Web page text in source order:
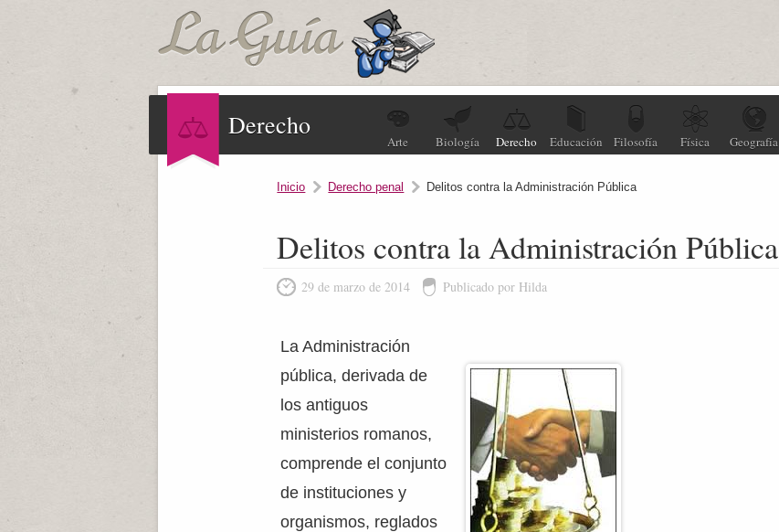
Derecho
Arte Biología Derecho Educación Filosofía Física Geografía
Inicio Derecho penal Delitos contra la Administración Pública
Delitos contra la Administración Pública
29 de marzo de 2014 Publicado por Hilda
La Administración
pública, derivada de
los antiguos
ministerios romanos,
comprende el conjunto
de instituciones y
organismos, reglados